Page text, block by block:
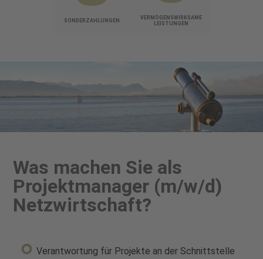
SONDERZAHLUNGEN
VERMÖGENSWIRKSAME
LEISTUNGEN
Was machen Sie als
Projektmanager (m/w/d)
Netzwirtschaft?
Verantwortung für Projekte an der Schnittstelle